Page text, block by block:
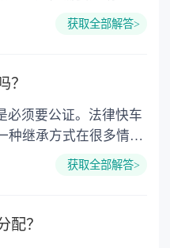
赠与过户是没有增值税
房
缴纳 4. 土
：
获取全部解答>
？
种继承方式在很多情况
然，如果需要公正的也
可以对遗产继承进行
获取全部解答>
配？